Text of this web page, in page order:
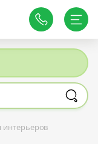
интерьеров